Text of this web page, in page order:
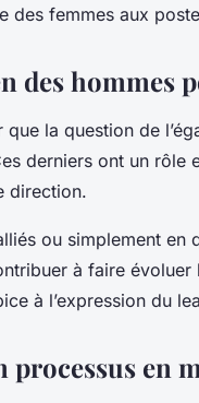
des femmes aux
des hommes
la question de
derniers ont un rôle
direction.
ou simplement en
à faire évoluer
à l’expression du
processus en